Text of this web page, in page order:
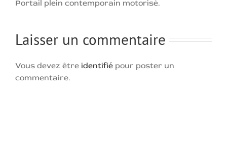
Portail plein contemporain motorisé.
Laisser un commentaire
Vous devez être identifié pour poster un
commentaire.